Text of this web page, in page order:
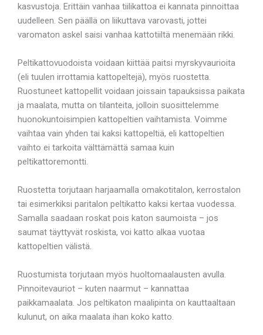
kasvustoja. Erittäin vanhaa tiilikattoa ei kannata pinnoittaa
uudelleen. Sen päällä on liikuttava varovasti, jottei
varomaton askel saisi vanhaa kattotiiltä menemään rikki.
Peltikattovuodoista voidaan kiittää paitsi myrskyvaurioita
(eli tuulen irrottamia kattopeltejä), myös ruostetta.
Ruostuneet kattopellit voidaan joissain tapauksissa paikata
ja maalata, mutta on tilanteita, jolloin suosittelemme
huonokuntoisimpien kattopeltien vaihtamista. Voimme
vaihtaa vain yhden tai kaksi kattopeltiä, eli kattopeltien
vaihto ei tarkoita välttämättä samaa kuin
peltikattoremontti.
Ruostetta torjutaan harjaamalla omakotitalon, kerrostalon
tai esimerkiksi paritalon peltikatto kaksi kertaa vuodessa.
Samalla saadaan roskat pois katon saumoista – jos
saumat täyttyvät roskista, voi katto alkaa vuotaa
kattopeltien välistä.
Ruostumista torjutaan myös huoltomaalausten avulla.
Pinnoitevauriot – kuten naarmut – kannattaa
paikkamaalata. Jos peltikaton maalipinta on kauttaaltaan
kulunut, on aika maalata ihan koko katto.